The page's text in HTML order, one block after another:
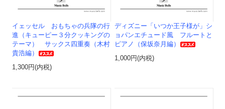
イェッセル おもちゃの兵隊の行
進（キューピー３分クッキングの
テーマ） サックス四重奏（木村
貴浩編）
1,300円(内税)
ディズニー「いつか王子様が」シ
ョパンエチュード風 フルートと
ピアノ（保坂奈月編）
1,000円(内税)